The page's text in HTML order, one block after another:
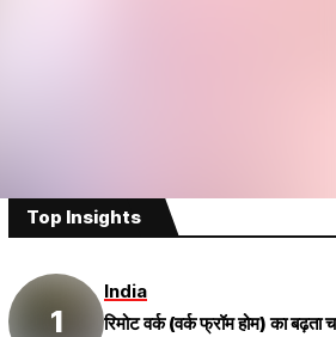
Top Insights
India
रिमोट वर्क (वर्क फ्रॉम होम) का बढ़ता